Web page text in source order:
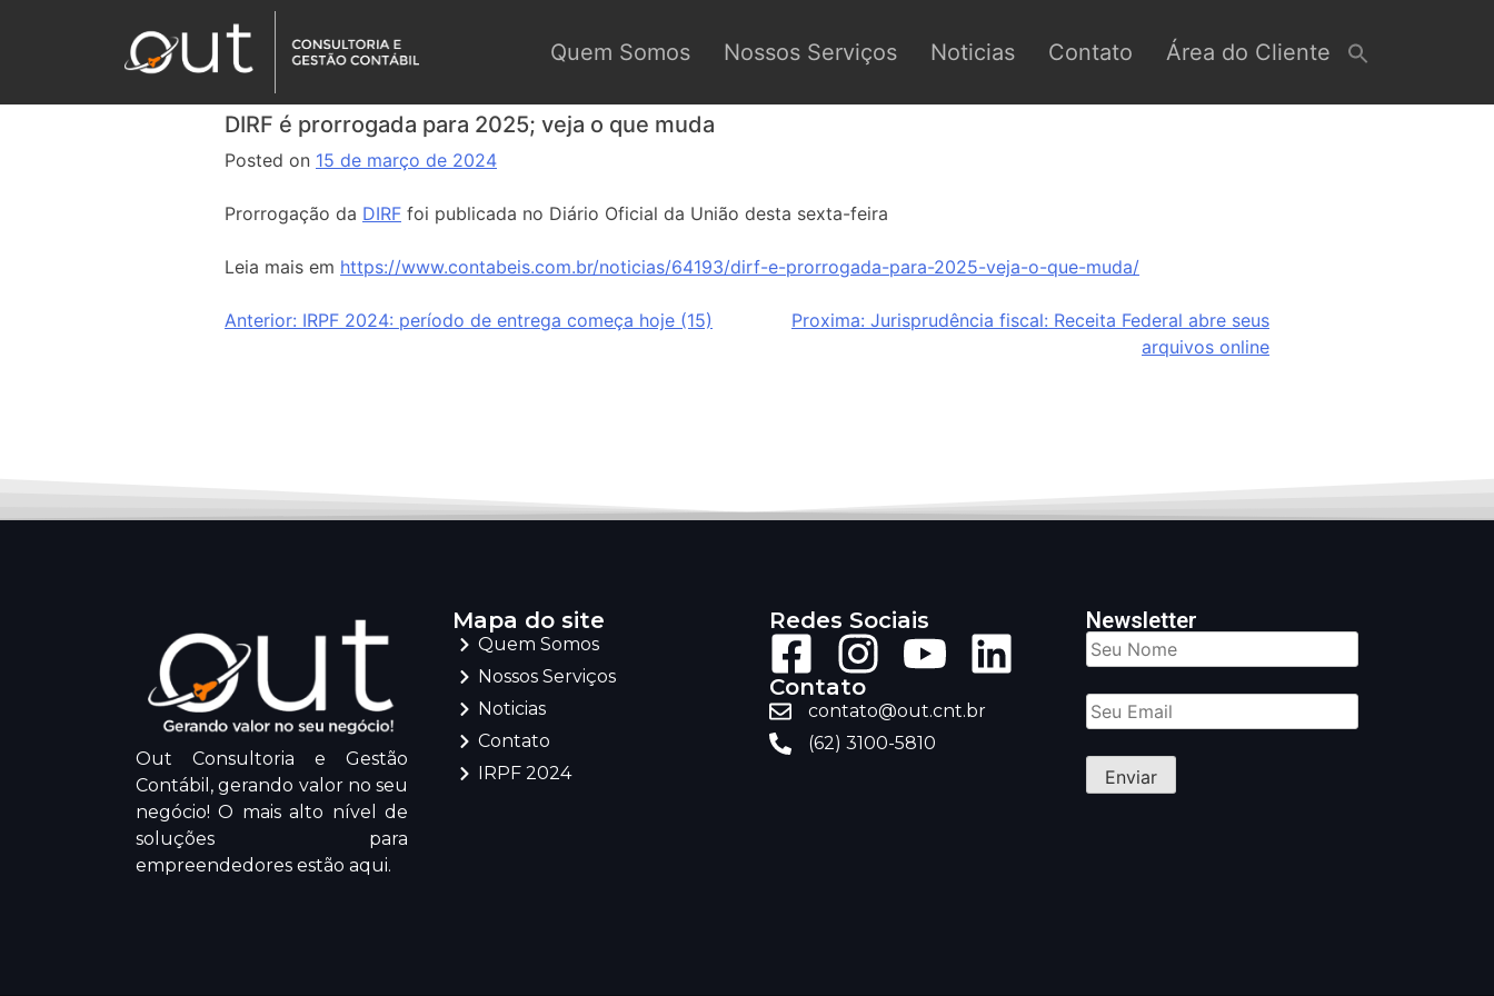
Quem Somos Nossos Serviços Noticias Contato Área do Cliente
DIRF é prorrogada para 2025; veja o que muda
Posted on 15 de março de 2024
Prorrogação da DIRF foi publicada no Diário Oficial da União desta sexta-feira
Leia mais em https://www.contabeis.com.br/noticias/64193/dirf-e-prorrogada-para-2025-veja-o-que-muda/
Anterior: IRPF 2024: período de entrega começa hoje (15) Proxima: Jurisprudência fiscal: Receita Federal abre seus
arquivos online
Out Consultoria e Gestão
Contábil, gerando valor no seu
negócio! O mais alto nível de
soluções para
empreendedores estão aqui.
Mapa do site
Quem Somos
Nossos Serviços
Noticias
Contato
IRPF 2024
Redes Sociais
Contato
contato@out.cnt.br
(62) 3100-5810
Newsletter